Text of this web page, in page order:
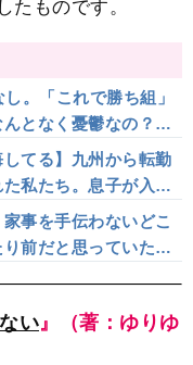
たものです。
。「これで勝ち組」
となく憂鬱なの？
（1）
てる】九州から転勤
私たち。息子が入っ
も、早速聞かれたの
事を手伝わないどこ
前だと思っていたけ
い 』（著：ゆりゆ